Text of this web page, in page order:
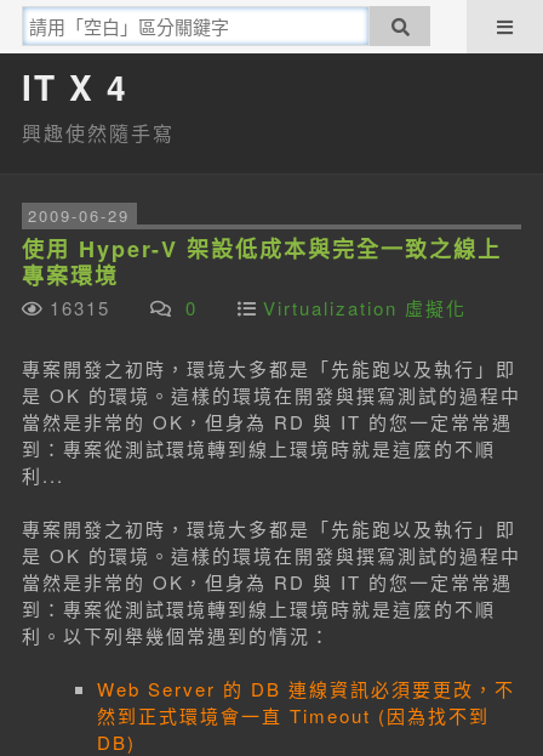
IT X 4
興趣使然隨手寫
2009-06-29
使用 Hyper-V 架設低成本與完全一致之線上
專案環境
16315 0 Virtualization 虛擬化
專案開發之初時，環境大多都是「先能跑以及執行」即
是 OK 的環境。這樣的環境在開發與撰寫測試的過程中
當然是非常的 OK，但身為 RD 與 IT 的您一定常常遇
到：專案從測試環境轉到線上環境時就是這麼的不順
利...
專案開發之初時，環境大多都是「先能跑以及執行」即
是 OK 的環境。這樣的環境在開發與撰寫測試的過程中
當然是非常的 OK，但身為 RD 與 IT 的您一定常常遇
到：專案從測試環境轉到線上環境時就是這麼的不順
利。以下列舉幾個常遇到的情況：
Web Server 的 DB 連線資訊必須要更改，不
然到正式環境會一直 Timeout (因為找不到
DB)